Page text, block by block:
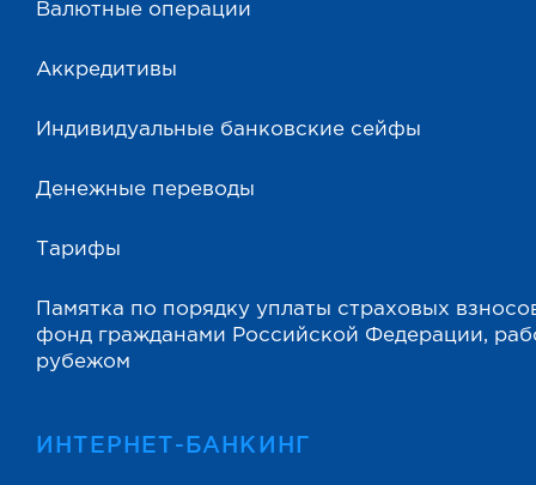
Валютные операции
Аккредитивы
Индивидуальные банковские сейфы
Денежные переводы
Тарифы
Памятка по порядку уплаты страховых
фонд гражданами Российской Федерации,
рубежом
ИНТЕРНЕТ-БАНКИНГ